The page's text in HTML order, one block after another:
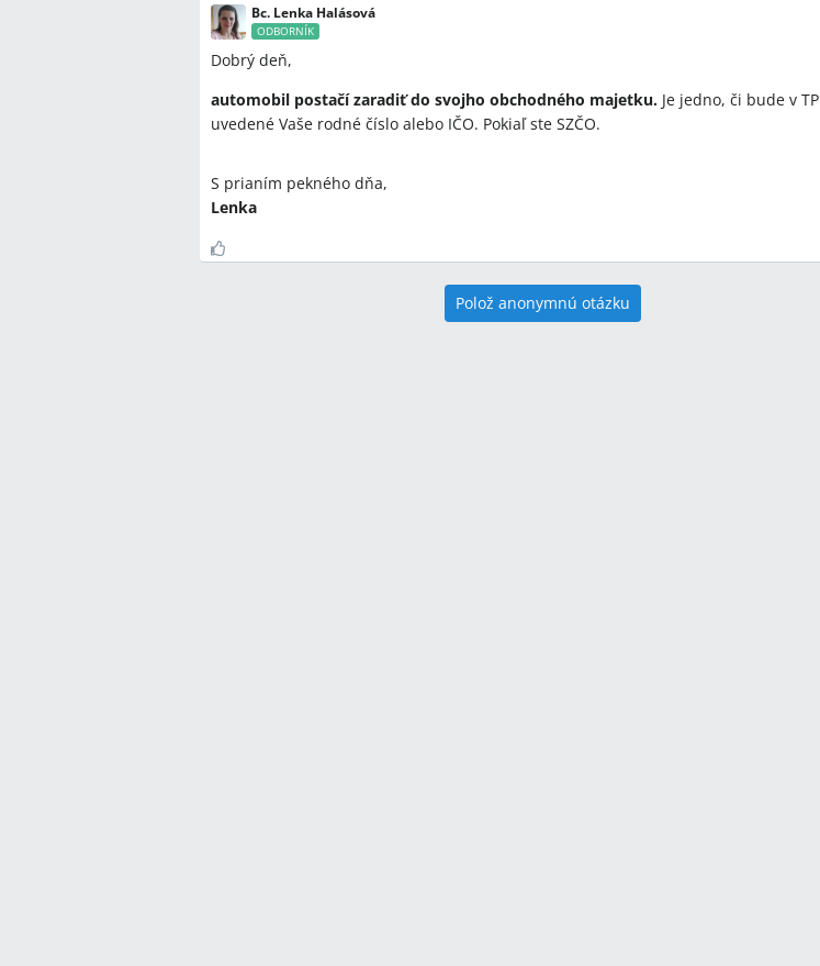
Bc. Lenka Halásová
ODBORNÍK
Dobrý deň,
automobil postačí zaradiť do svojho obchodného majetku. Je jedno, či bude v TP
uvedené Vaše rodné číslo alebo IČO. Pokiaľ ste SZČO.
S prianím pekného dňa,
Lenka
Polož anonymnú otázku